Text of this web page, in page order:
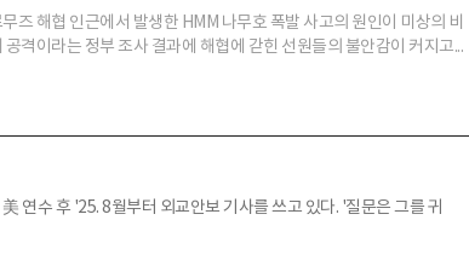
즈 해협 인근에서 발생한 HMM 나무호 폭발 사고의 원인이 미상의 비
공격이라는 정부 조사 결과에 해협에 갇힌 선원들의 불안감이 커지고...
연수 후 '25. 8월부터 외교안보 기사를 쓰고 있다. '질문은 그를 귀